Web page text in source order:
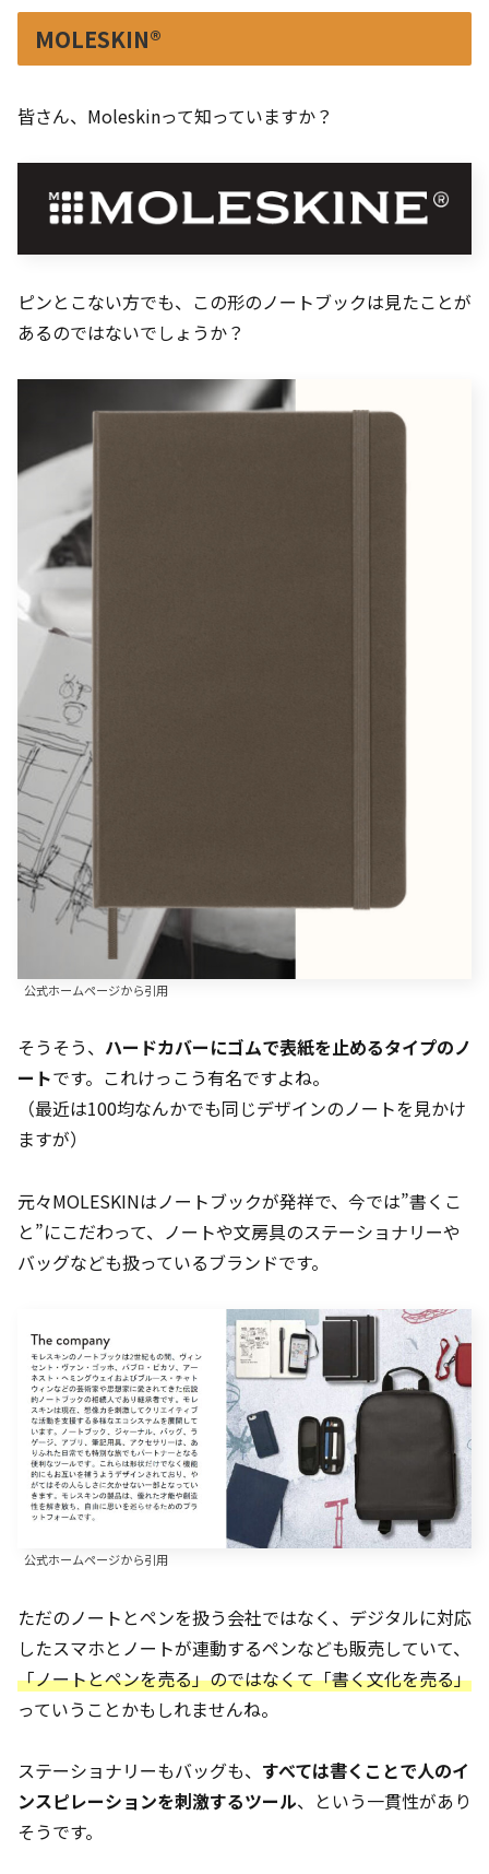
MOLESKIN®
皆さん、Moleskinって知っていますか？
ピンとこない方でも、この形のノートブックは見たことが
あるのではないでしょうか？
公式ホームページから引用
そうそう、 ハードカバーにゴムで表紙を止めるタイプのノ
ートです。これけっこう有名ですよね。
（最近は100均なんかでも同じデザインのノートを見かけ
ますが）
元々MOLESKINはノートブックが発祥で、今では”書くこ
と”にこだわって、ノートや文房具のステーショナリーや
バッグなども扱っているブランドです。
公式ホームページから引用
ただのノートとペンを扱う会社ではなく、デジタルに対応
したスマホとノートが連動するペンなども販売していて、
「ノートとペンを売る」のではなくて「書く文化を売る」
っていうことかもしれませんね。
ステーショナリーもバッグも、 すべては書くことで人のイ
ンスピレーションを刺激するツール、という一貫性があり
そうです。